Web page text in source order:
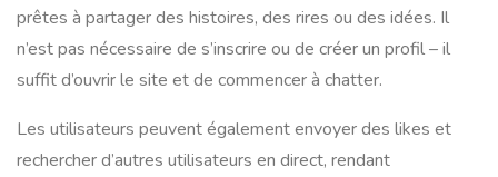
prêtes à partager des histoires, des rires ou des idées. Il
n’est pas nécessaire de s’inscrire ou de créer un profil – il
suffit d’ouvrir le site et de commencer à chatter.
Les utilisateurs peuvent également envoyer des likes et
rechercher d’autres utilisateurs en direct, rendant